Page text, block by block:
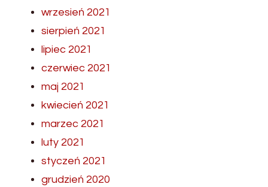
wrzesień 2021
sierpień 2021
lipiec 2021
czerwiec 2021
maj 2021
kwiecień 2021
marzec 2021
luty 2021
styczeń 2021
grudzień 2020